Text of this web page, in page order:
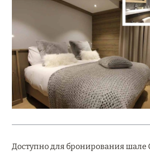
18 мая 2026
THE ST. REGIS MALDIVES
МАНИФЕСТ ЭСТЕТИКИ В САМОМ
ОКЕАНА
Подробнее
Доступно для бронирования шале